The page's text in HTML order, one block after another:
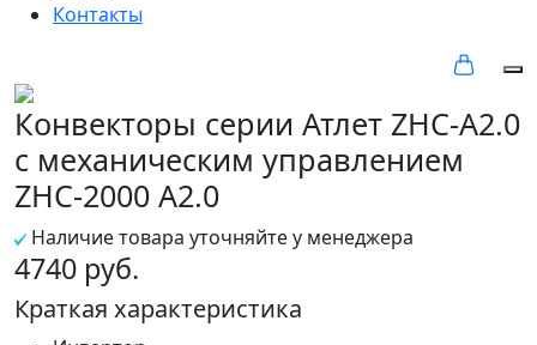
Контакты
Конвекторы серии Атлет ZHC-A2.0
с механическим управлением
ZHC-2000 A2.0
Наличие товара уточняйте у менеджера
4740 руб.
Краткая характеристика